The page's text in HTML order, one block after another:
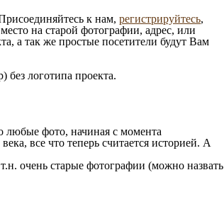
к нам, регистрируйтесь,
на старой фотографии, адрес, или
а так же простые посетители будут Вам
без логотипа проекта.
любые фото, начиная c момента
все что теперь считается историей. А
очень старые фотографии (можно назвать